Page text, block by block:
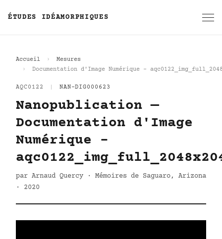
ÉTUDES IDÉAMORPHIQUES
Accueil
Mesures
Documentation d'Image Numérique -
AQC0122 NAN-DIG000623
Nanopublication —
Documentation d'Image
Numérique -
par Arnaud Quercy · Mémoires de Saguaro, Arizona
· 2020